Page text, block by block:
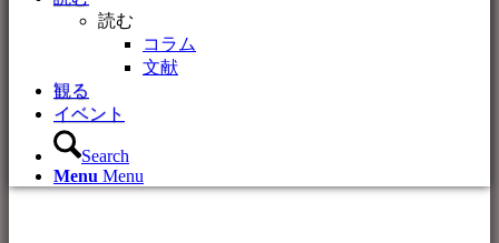
読む
コラム
文献
観る
イベント
Search
Menu Menu